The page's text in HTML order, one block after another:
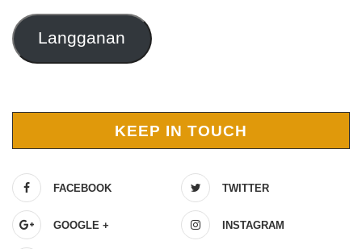
Langganan
KEEP IN TOUCH
FACEBOOK TWITTER
GOOGLE + INSTAGRAM